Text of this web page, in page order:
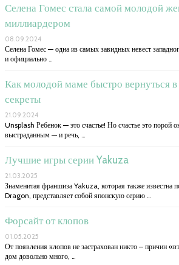
Селена Гомес стала самой молодой
миллиардером
08.09.2024
Селена Гомес — одна из самых завидных невест
и официально …
Как молодой маме быстро вернуться
секреты
21.09.2024
Unsplash Ребенок — это счастье! Но счастье это порой
выстраданным — и речь, …
Лучшие игры серии Yakuza
21.03.2025
Знаменитая франшиза Yakuza, которая также известна
Dragon, представляет собой японскую серию …
Форсайт от клопов
01.05.2025
От появления клопов не застрахован никто – причин
дом довольно много, …